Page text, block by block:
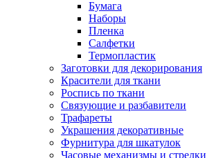
Бумага
Наборы
Пленка
Салфетки
Термопластик
Заготовки для декорирования
Красители для ткани
Роспись по ткани
Связующие и разбавители
Трафареты
Украшения декоративные
Фурнитура для шкатулок
Часовые механизмы и стрелки